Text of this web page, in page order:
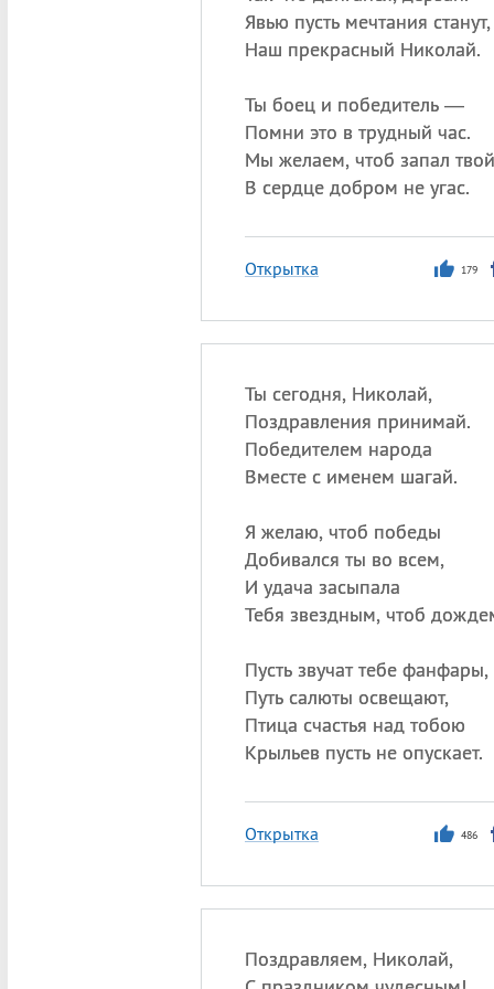
Явью пусть мечтания станут,
Наш прекрасный Николай.
Ты боец и победитель —
Помни это в трудный час.
Мы желаем, чтоб запал твой
В сердце добром не угас.
Открытка 179
Ты сегодня, Николай,
Поздравления принимай.
Победителем народа
Вместе с именем шагай.
Я желаю, чтоб победы
Добивался ты во всем,
И удача засыпала
Тебя звездным, чтоб
Пусть звучат тебе фанфары,
Путь салюты освещают,
Птица счастья над тобою
Крыльев пусть не опускает.
Открытка 486
Поздравляем, Николай,